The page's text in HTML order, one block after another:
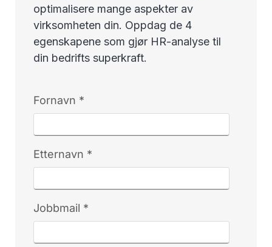
optimalisere mange aspekter av
virksomheten din. Oppdag de 4
egenskapene som gjør HR-analyse til
din bedrifts superkraft.